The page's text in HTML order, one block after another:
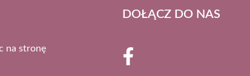
na stronę
DOŁĄCZ DO NAS